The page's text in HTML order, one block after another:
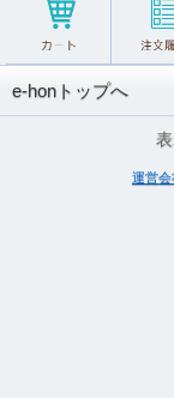
e-honトップへ
表
運営